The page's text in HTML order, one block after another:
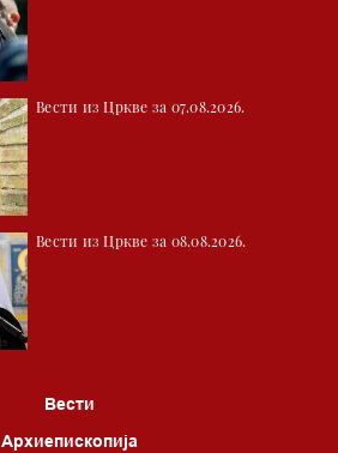
Вести из Цркве за 07.08.2026.
Вести из Цркве за 08.08.2026.
Вести
Архиепископија